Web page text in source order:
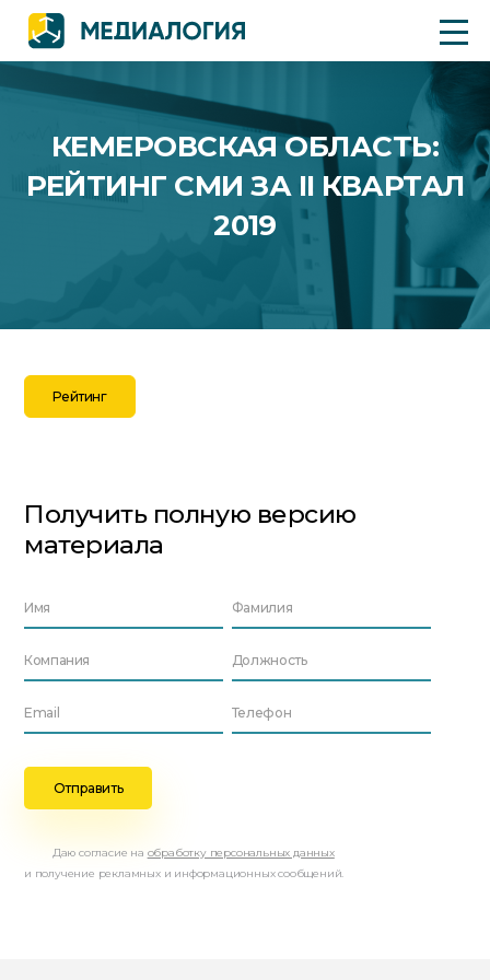
КЕМЕРОВСКАЯ ОБЛАСТЬ:
РЕЙТИНГ СМИ ЗА II КВАРТАЛ
2019
Рейтинг
Получить полную версию
материала
Даю согласие на обработку персональных данных
и получение рекламных и информационных сообщений.